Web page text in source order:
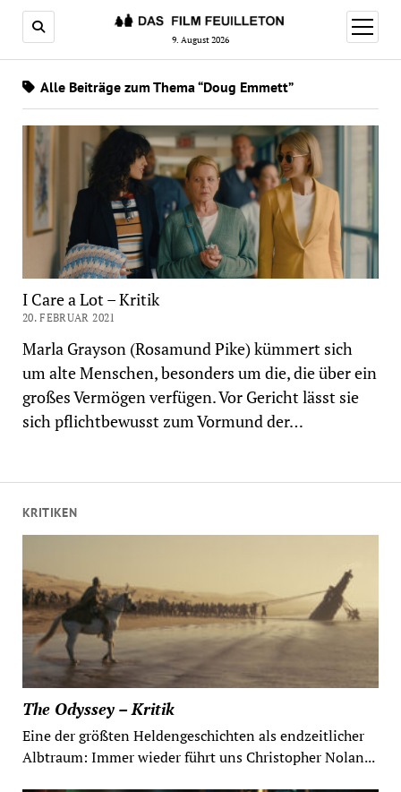
9. August 2026
Menü
öffnen
KRITIKEN
The Odyssey – Kritik
Eine der größten Heldengeschichten als endzeitlicher
Albtraum: Immer wieder führt uns Christopher Nolan...
Alle Beiträge zum Thema “Doug Emmett”
I Care a Lot – Kritik
20. FEBRUAR 2021
Marla Grayson (Rosamund Pike) kümmert sich
um alte Menschen, besonders um die, die über ein
großes Vermögen verfügen. Vor Gericht lässt sie
sich pflichtbewusst zum Vormund der…